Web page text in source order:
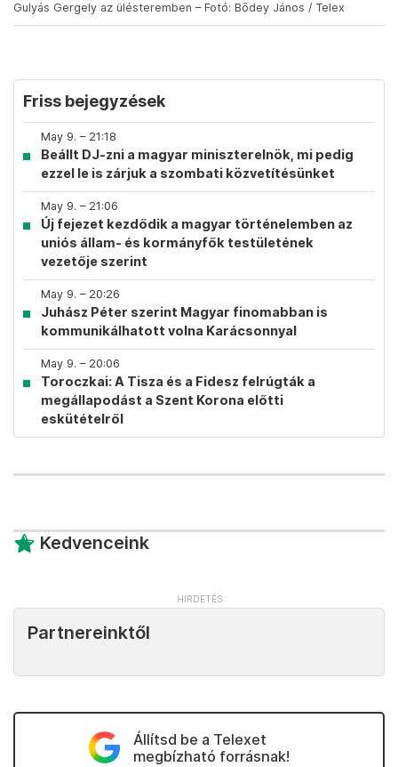
Gulyás Gergely az ülésteremben – Fotó: Bődey János / Telex
Friss bejegyzések
May 9. – 21:18
Beállt DJ-zni a magyar miniszterelnök, mi pedig
ezzel le is zárjuk a szombati közvetítésünket
May 9. – 21:06
Új fejezet kezdődik a magyar történelemben az
uniós állam- és kormányfők testületének
vezetője szerint
May 9. – 20:26
Juhász Péter szerint Magyar finomabban is
kommunikálhatott volna Karácsonnyal
May 9. – 20:06
Toroczkai: A Tisza és a Fidesz felrúgták a
megállapodást a Szent Korona előtti
eskütételről
Kedvenceink
Partnereinktől
Állítsd be a Telexet
megbízható forrásnak!